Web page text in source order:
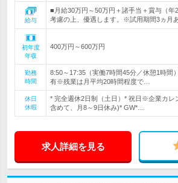
給与
■月給30万円～50万円＋諸手当＋賞与（
考慮の上、優遇します。※試用期間3ヵ月
初年度
年収
400万円～600万円
勤務
時間
8:50～17:35（実働7時間45分／休憩1時間
有※残業は月平均20時間程度で…
休日
休暇
* 完全週休2日制（土日）* 祝日※企業カレ
含めて、月8～9日休み)* GW*…
求人詳細を見る